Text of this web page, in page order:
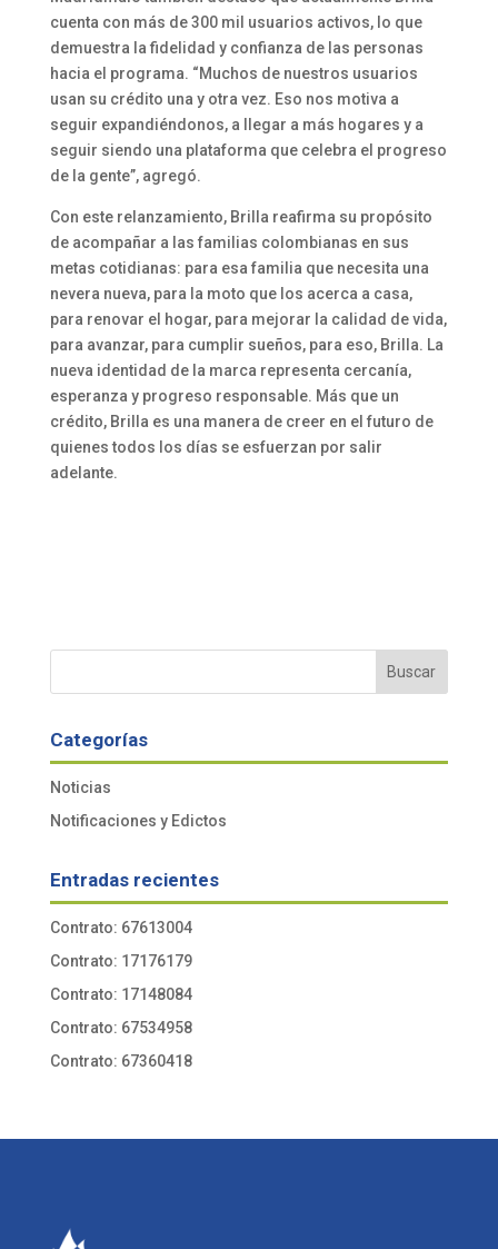
cuenta con más de 300 mil usuarios activos, lo que
demuestra la fidelidad y confianza de las personas
hacia el programa. “Muchos de nuestros usuarios
usan su crédito una y otra vez. Eso nos motiva a
seguir expandiéndonos, a llegar a más hogares y a
seguir siendo una plataforma que celebra el progreso
de la gente”, agregó.
Con este relanzamiento, Brilla reafirma su propósito
de acompañar a las familias colombianas en sus
metas cotidianas: para esa familia que necesita una
nevera nueva, para la moto que los acerca a casa,
para renovar el hogar, para mejorar la calidad de vida,
para avanzar, para cumplir sueños, para eso, Brilla. La
nueva identidad de la marca representa cercanía,
esperanza y progreso responsable. Más que un
crédito, Brilla es una manera de creer en el futuro de
quienes todos los días se esfuerzan por salir
adelante.
Buscar
Categorías
Noticias
Notificaciones y Edictos
Entradas recientes
Contrato: 67613004
Contrato: 17176179
Contrato: 17148084
Contrato: 67534958
Contrato: 67360418